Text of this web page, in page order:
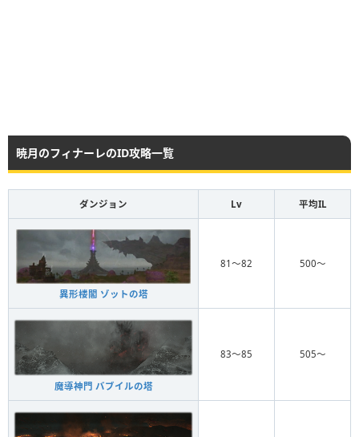
暁月のフィナーレのID攻略一覧
ダンジョン Lv 平均IL
異形楼閣 ゾットの塔
81〜82 500〜
魔導神門 バブイルの塔
83〜85 505〜